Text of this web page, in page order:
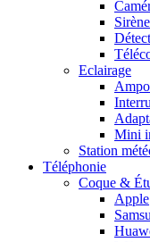
Sirène
Eclairage
Mini
Station
Téléphonie
Coque &
Apple